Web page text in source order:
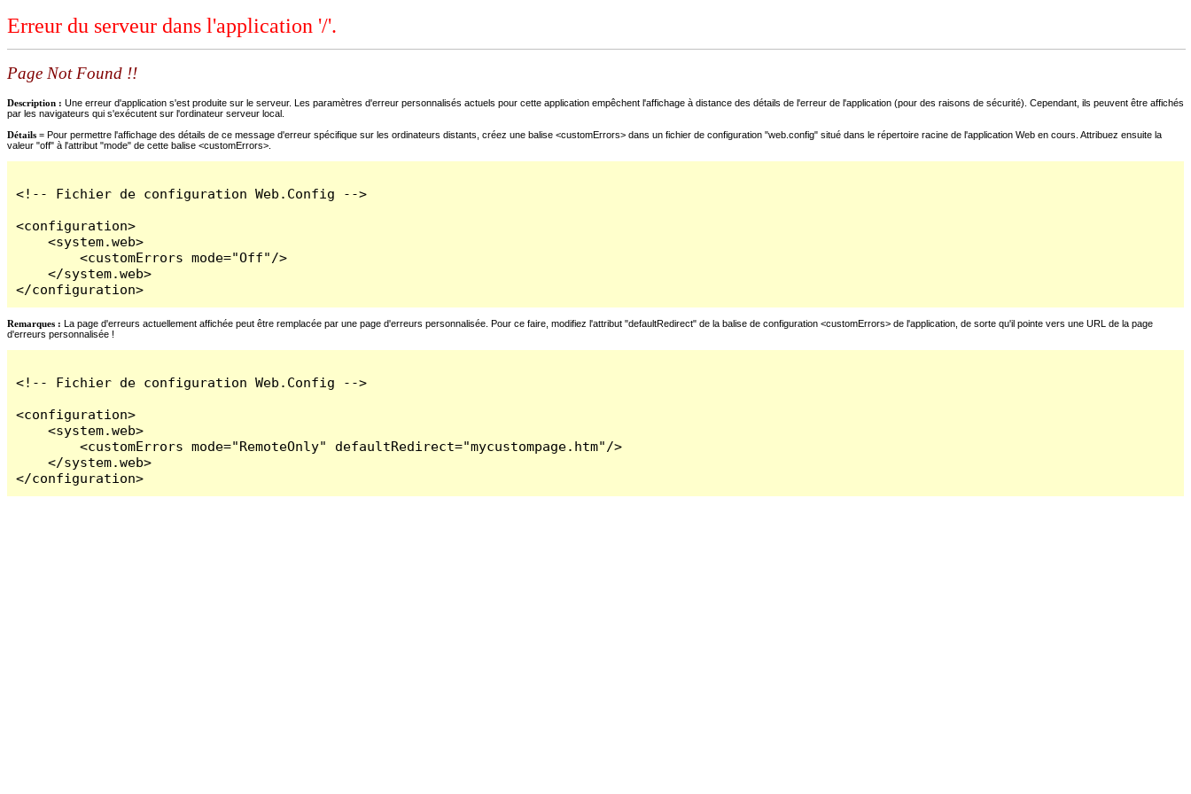
Erreur du serveur dans l'application '/'.
Page Not Found !!
Description : Une erreur d'application s'est produite sur le serveur. Les paramètres d'erreur personnalisés actuels pour cette application empêchent l'affichage à distance des détails de l'erreur de l'application (pour des raisons de sécurité). Cependant, ils peuvent être affichés
par les navigateurs qui s'exécutent sur l'ordinateur serveur local.
Détails = Pour permettre l'affichage des détails de ce message d'erreur spécifique sur les ordinateurs distants, créez une balise <customErrors> dans un fichier de configuration "web.config" situé dans le répertoire racine de l'application Web en cours. Attribuez ensuite la
valeur "off" à l'attribut "mode" de cette balise <customErrors>.
<!-- Fichier de configuration Web.Config -->
<configuration>
    <system.web>
        <customErrors mode="Off"/>
    </system.web>
</configuration>
Remarques : La page d'erreurs actuellement affichée peut être remplacée par une page d'erreurs personnalisée. Pour ce faire, modifiez l'attribut "defaultRedirect" de la balise de configuration <customErrors> de l'application, de sorte qu'il pointe vers une URL de la page
d'erreurs personnalisée !
<!-- Fichier de configuration Web.Config -->
<configuration>
    <system.web>
        <customErrors mode="RemoteOnly" defaultRedirect="mycustompage.htm"/>
    </system.web>
</configuration>